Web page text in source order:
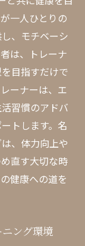
一人ひとりの
、モチベーシ
は、トレーナ
目指すだけで
ーナーは、エ
習慣のアドバ
トします。名
、体力向上や
直す大切な時
健康への道を
ング環境